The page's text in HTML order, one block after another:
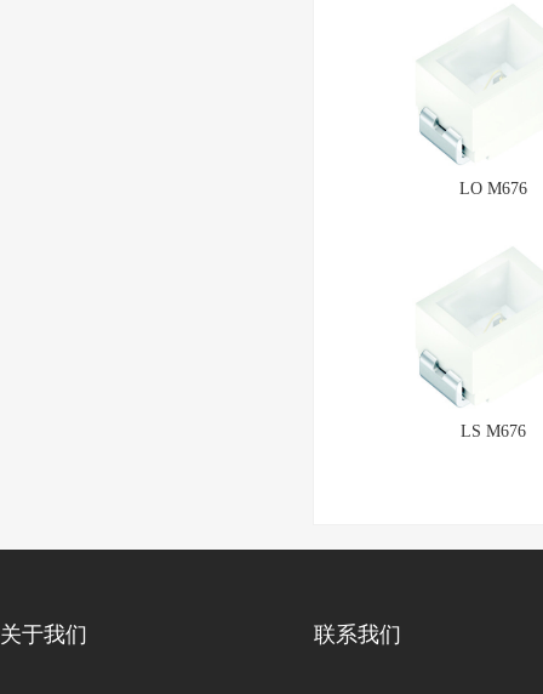
LO M676
LS M676
关于我们 联系我们